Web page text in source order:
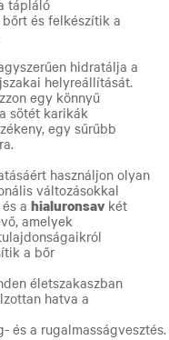
tápláló
és felkészítik a
hidratálja a
helyreállítását.
egy könnyű
sötét karikák
egy sűrűbb
használjon olyan
változásokkal
és a hialuronsavkét
amelyek
a bőr
életszakaszban
hatva a
és a rugalmasságvesztés.